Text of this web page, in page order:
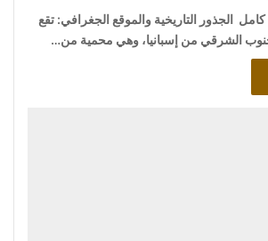
الجذور التاريخية والموقع الجغرافي: تقع
الشرقي من إسبانيا، وهي محمية من…